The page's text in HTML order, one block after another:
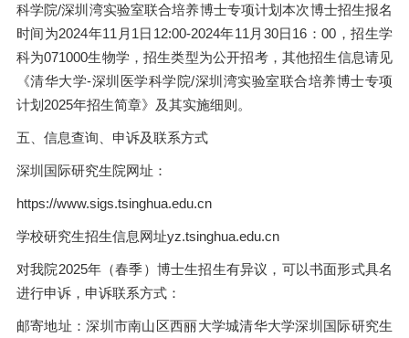
科学院/深圳湾实验室联合培养博士专项计划本次博士招生报名
时间为2024年11月1日12:00-2024年11月30日16：00，招生学
科为071000生物学，招生类型为公开招考，其他招生信息请见
《清华大学-深圳医学科学院/深圳湾实验室联合培养博士专项
计划2025年招生简章》及其实施细则。
五、信息查询、申诉及联系方式
深圳国际研究生院网址：
https://www.sigs.tsinghua.edu.cn
学校研究生招生信息网址yz.tsinghua.edu.cn
对我院2025年（春季）博士生招生有异议，可以书面形式具名
进行申诉，申诉联系方式：
邮寄地址：深圳市南山区西丽大学城清华大学深圳国际研究生